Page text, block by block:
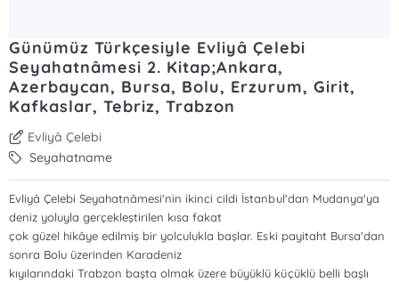
Günümüz Türkçesiyle Evliyâ Çelebi
Seyahatnâmesi 2. Kitap;Ankara,
Azerbaycan, Bursa, Bolu, Erzurum, Girit,
Kafkaslar, Tebriz, Trabzon
Evliyâ Çelebi
Seyahatname
Evliyâ Çelebi Seyahatnâmesi'nin ikinci cildi İstanbul'dan Mudanya'ya
deniz yoluyla gerçekleştirilen kısa fakat
çok güzel hikâye edilmiş bir yolculukla başlar. Eski payitaht Bursa'dan
sonra Bolu üzerinden Karadeniz
kıyılarındaki Trabzon başta olmak üzere büyüklü küçüklü belli başlı